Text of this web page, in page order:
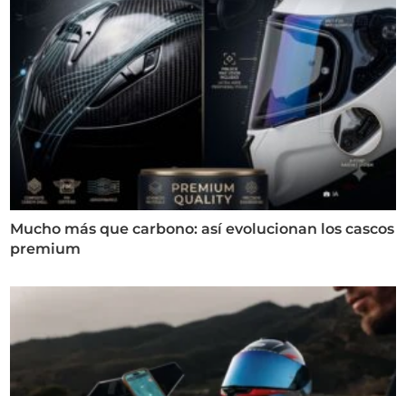
Mucho más que carbono: así evolucionan los cascos
premium